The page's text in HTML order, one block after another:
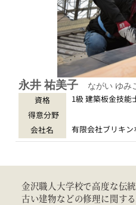
永井 祐美子 ながい ゆみ
資格
1級 建築板金技能
得意分野
会社名
有限会社ブリキン
金沢職人大学校で高度な伝
古い建物などの修理に関す